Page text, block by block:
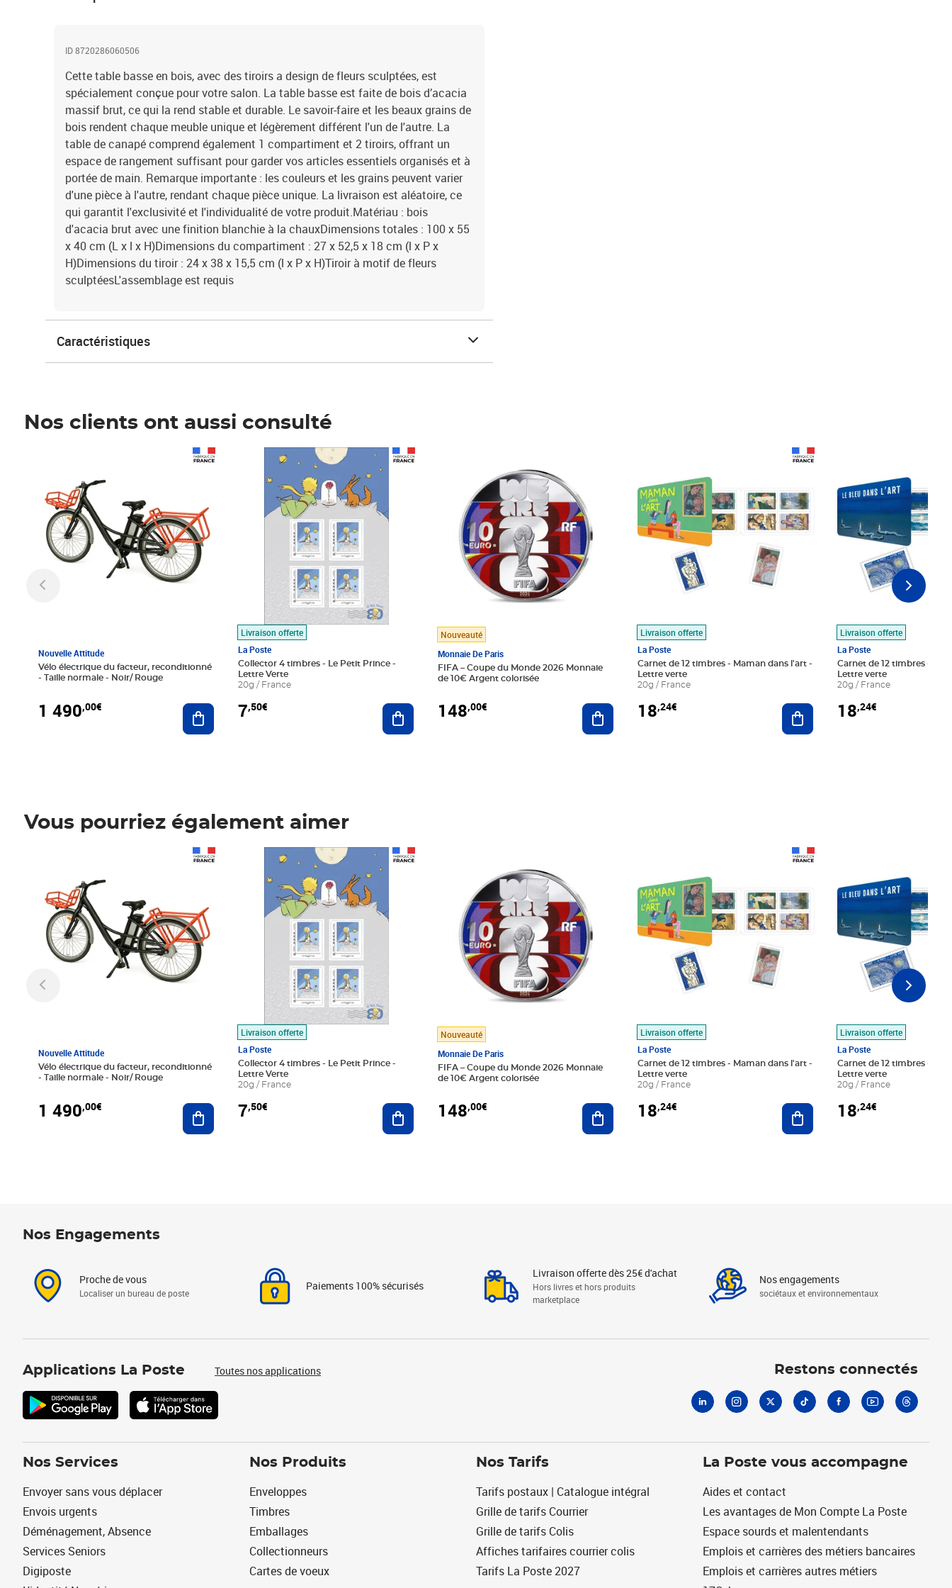
ID 8720286060506
Cette table basse en bois, avec des tiroirs a design de fleurs sculptées, est
spécialement conçue pour votre salon. La table basse est faite de bois d’acacia
massif brut, ce qui la rend stable et durable. Le savoir-faire et les beaux grains de
bois rendent chaque meuble unique et légèrement différent l'un de l'autre. La
table de canapé comprend également 1 compartiment et 2 tiroirs, offrant un
espace de rangement suffisant pour garder vos articles essentiels organisés et à
portée de main. Remarque importante : les couleurs et les grains peuvent varier
d'une pièce à l'autre, rendant chaque pièce unique. La livraison est aléatoire, ce
qui garantit l'exclusivité et l'individualité de votre produit.Matériau : bois
d'acacia brut avec une finition blanchie à la chauxDimensions totales : 100 x 55
x 40 cm (L x l x H)Dimensions du compartiment : 27 x 52,5 x 18 cm (l x P x
H)Dimensions du tiroir : 24 x 38 x 15,5 cm (l x P x H)Tiroir à motif de fleurs
sculptéesL'assemblage est requis
Caractéristiques
Nos clients ont aussi consulté
Nouvelle Attitude
Vélo électrique du facteur, reconditionné
- Taille normale - Noir/ Rouge
1 490,00€ Ajouter au panier
Livraison offerte
La Poste
Collector 4 timbres - Le Petit Prince -
Lettre Verte
20g / France
7,50€
Prix 7,50€
Ajouter au panier
Nouveauté
Monnaie De Paris
FIFA – Coupe du Monde 2026 Monnaie
de 10€ Argent colorisée
148,00€ Ajouter au panier
Livraison offerte
La Poste
Carnet de 12 timbres - Maman dans l'art -
Lettre verte
20g / France
18,24€ Ajouter au panier
Livraison offerte
La Poste
Carnet de 12 timbres - Le
Lettre verte
20g / France
18,24€
Vous pourriez également aimer
Nouvelle Attitude
Vélo électrique du facteur, reconditionné
- Taille normale - Noir/ Rouge
1 490,00€ Ajouter au panier
Livraison offerte
La Poste
Collector 4 timbres - Le Petit Prince -
Lettre Verte
20g / France
7,50€
Prix 7,50€
Ajouter au panier
Nouveauté
Monnaie De Paris
FIFA – Coupe du Monde 2026 Monnaie
de 10€ Argent colorisée
148,00€ Ajouter au panier
Livraison offerte
La Poste
Carnet de 12 timbres - Maman dans l'art -
Lettre verte
20g / France
18,24€ Ajouter au panier
Livraison offerte
La Poste
Carnet de 12 timbres - Le
Lettre verte
20g / France
18,24€
Nos Engagements
Proche de vous
Localiser un bureau de poste
Paiements 100% sécurisés
Livraison offerte dès 25€ d'achat
Hors livres et hors produits
marketplace
Nos engagements
sociétaux et environnementaux
Applications La Poste Toutes nos applications Restons connectés
Nos Services
Envoyer sans vous déplacer
Envois urgents
Déménagement, Absence
Services Seniors
Digiposte
Nos Produits
Enveloppes
Timbres
Emballages
Collectionneurs
Cartes de voeux
Nos Tarifs
Tarifs postaux | Catalogue intégral
Grille de tarifs Courrier
Grille de tarifs Colis
Affiches tarifaires courrier colis
Tarifs La Poste 2027
La Poste vous accompagne
Aides et contact
Les avantages de Mon Compte La Poste
Espace sourds et malentendants
Emplois et carrières des métiers bancaires
Emplois et carrières autres métiers